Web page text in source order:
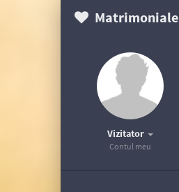
Matrimoniale
Vizitator
Contul meu